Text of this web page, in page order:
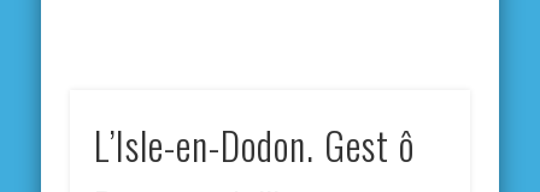
L’Isle-en-Dodon. Gest ô